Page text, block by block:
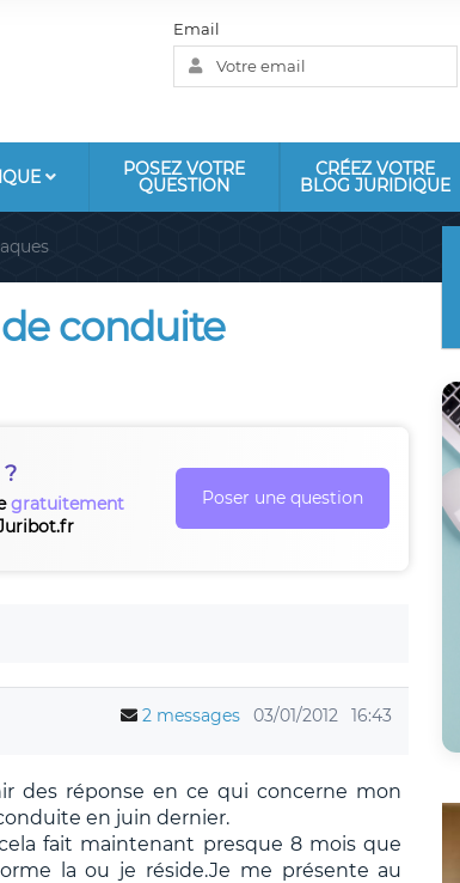
Email
POSEZ VOTRE
QUESTION
CRÉEZ VOTRE
BLOG JURIDIQUE
conduite
gratuitement
Poser une question
2 messages 03/01/2012 16:43
des réponse en ce qui concerne mon
en juin dernier.
fait maintenant presque 8 mois que
la ou je réside.Je me présente au